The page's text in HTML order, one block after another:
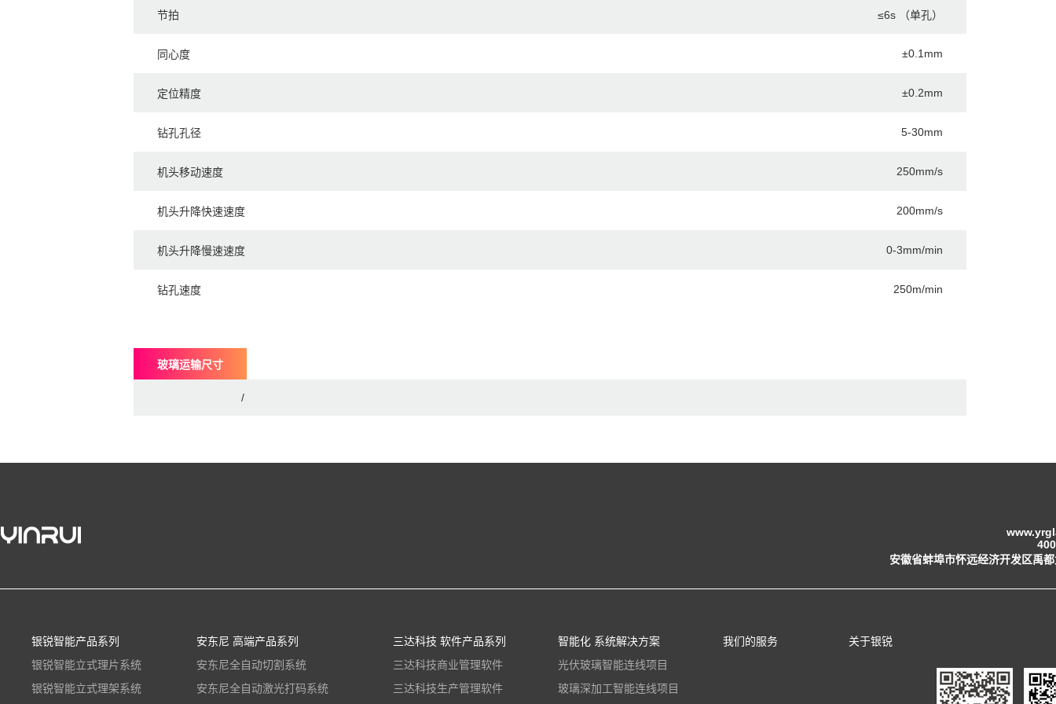
节拍 ≤6s （单孔）
同心度 ±0.1mm
定位精度 ±0.2mm
钻孔孔径 5-30mm
机头移动速度 250mm/s
机头升降快速速度 200mm/s
机头升降慢速速度 0-3mm/min
钻孔速度 250m/min
玻璃运输尺寸
/
安徽省蚌埠市怀远经济开发区禹
银锐智能产品系列
银锐智能立式理片系统
银锐智能立式理架系统
安东尼 高端产品系列
安东尼全自动切割系统
安东尼全自动激光打码系统
三达科技 软件产品系列
三达科技商业管理软件
三达科技生产管理软件
智能化 系统解决方案
光伏玻璃智能连线项目
玻璃深加工智能连线项目
我们的服务 关于银锐